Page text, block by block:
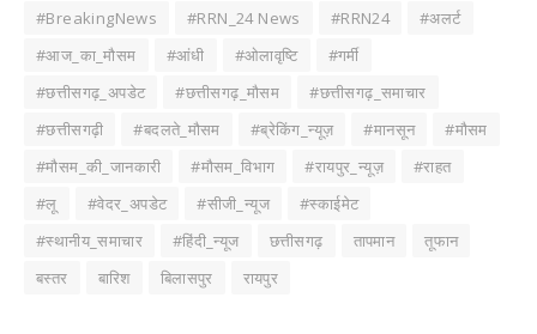
#BreakingNews #RRN_24 News #RRN24
#अलर्ट
#आज_का_मौसम
#आंधी #ओलावृष्टि
#गर्मी
#छत्तीसगढ़_अपडेट
#छत्तीसगढ़_मौसम
#छत्तीसगढ़_समाचार
#छत्तीसगढ़ी
#बदलते_मौसम #ब्रेकिंग_न्यूज़ #मानसून
#मौसम
#मौसम_की_जानकारी
#मौसम_विभाग #रायपुर_न्यूज़
#राहत
#लू
#वेदर_अपडेट #सीजी_न्यूज
#स्काईमेट
#स्थानीय_समाचार
#हिंदी_न्यूज छत्तीसगढ़ तापमान
तूफान
बस्तर
बारिश बिलासपुर रायपुर